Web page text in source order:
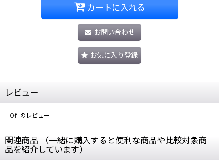
カートに入れる
お問い合わせ
お気に入り登録
レビュー
0件のレビュー
関連商品 （一緒に購入すると便利な商品や比較対象商
品を紹介しています）